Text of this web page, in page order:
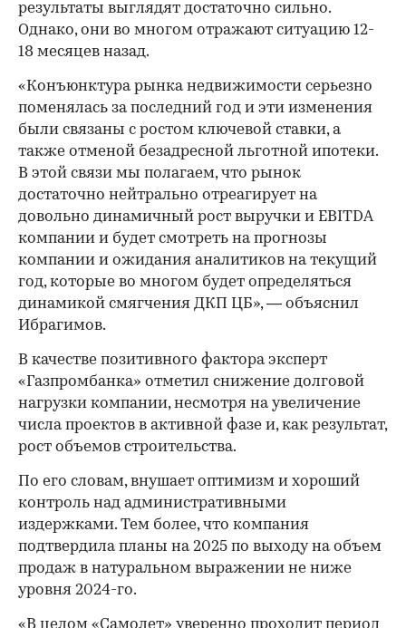
результаты выглядят достаточно сильно.
Однако, они во многом отражают ситуацию 12-
18 месяцев назад.
«Конъюнктура рынка недвижимости серьезно
поменялась за последний год и эти изменения
были связаны с ростом ключевой ставки, а
также отменой безадресной льготной ипотеки.
В этой связи мы полагаем, что рынок
достаточно нейтрально отреагирует на
довольно динамичный рост выручки и EBITDA
компании и будет смотреть на прогнозы
компании и ожидания аналитиков на текущий
год, которые во многом будет определяться
динамикой смягчения ДКП ЦБ», — объяснил
Ибрагимов.
В качестве позитивного фактора эксперт
«Газпромбанка» отметил снижение долговой
нагрузки компании, несмотря на увеличение
числа проектов в активной фазе и, как результат,
рост объемов строительства.
По его словам, внушает оптимизм и хороший
контроль над административными
издержками. Тем более, что компания
подтвердила планы на 2025 по выходу на объем
продаж в натуральном выражении не ниже
уровня 2024-го.